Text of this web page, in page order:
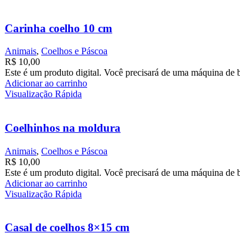
Carinha coelho 10 cm
Animais, Coelhos e Páscoa
R$ 10,00
Este é um produto digital. Você precisará de uma máquina
Adicionar ao carrinho
Visualização Rápida
Coelhinhos na moldura
Animais, Coelhos e Páscoa
R$ 10,00
Este é um produto digital. Você precisará de uma máquina
Adicionar ao carrinho
Visualização Rápida
Casal de coelhos 8×15 cm